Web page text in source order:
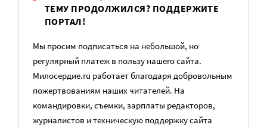
ТЕМУ ПРОДОЛЖИЛСЯ? ПОДДЕРЖИТЕ
ПОРТАЛ!
Мы просим подписаться на небольшой, но
регулярный платеж в пользу нашего сайта.
Милосердие.ru работает благодаря добровольным
пожертвованиям наших читателей. На
командировки, съемки, зарплаты редакторов,
журналистов и техническую поддержку сайта